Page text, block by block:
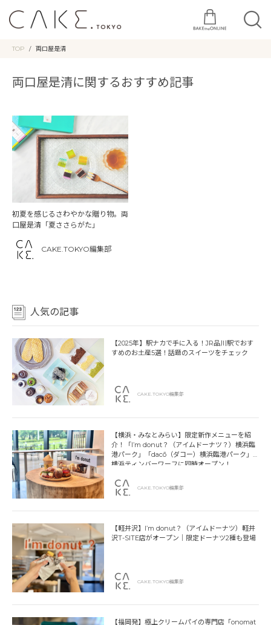
TOP 両口屋是清
両口屋是清に関するおすすめ記事
初夏を感じるさわやかな贈り物。両
口屋是清「夏ささらがた」
CAKE.TOKYO編集部
人気の記事
【2025年】駅ナカで手に入る！JR品川駅でおす
すめのお土産5選！話題のスイーツをチェック
CAKE.TOKYO編集部
【横浜・みなとみらい】限定新作メニューを紹
介！「I’m donut？（アイムドーナツ？）横浜臨
港パーク」「dacō（ダコー）横浜臨港パーク」
横浜ティンバーワーフに同時オープン！
CAKE.TOKYO編集部
【軽井沢】I’m donut？（アイムドーナツ）軽井
沢T-SITE店がオープン｜限定ドーナツ2種も登場
CAKE.TOKYO編集部
【福岡発】極上クリームパイの専門店「onomat